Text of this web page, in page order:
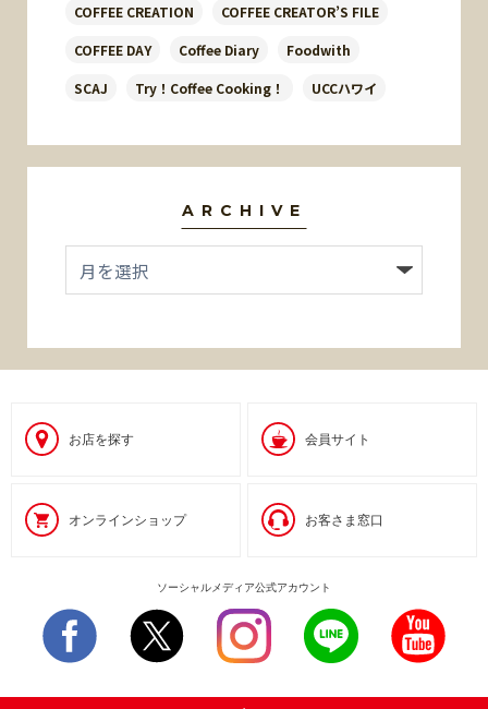
COFFEE CREATION COFFEE CREATOR’S FILE
COFFEE DAY Coffee Diary Foodwith
SCAJ Try！Coffee Cooking！ UCCハワイ
ARCHIVE
お店を探す 会員サイト
オンラインショップ お客さま窓口
ソーシャルメディア公式アカウント